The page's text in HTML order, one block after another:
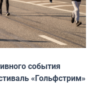
события
«Гольфстрим»